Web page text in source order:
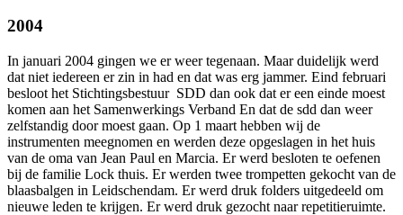
2004
In januari 2004 gingen we er weer tegenaan. Maar duidelijk werd
dat niet iedereen er zin in had en dat was erg jammer. Eind februari
besloot het Stichtingsbestuur SDD dan ook dat er een einde moest
komen aan het Samenwerkings Verband En dat de sdd dan weer
zelfstandig door moest gaan. Op 1 maart hebben wij de
instrumenten meegnomen en werden deze opgeslagen in het huis
van de oma van Jean Paul en Marcia. Er werd besloten te oefenen
bij de familie Lock thuis. Er werden twee trompetten gekocht van de
blaasbalgen in Leidschendam. Er werd druk folders uitgedeeld om
nieuwe leden te krijgen. Er werd druk gezocht naar repetitieruimte.